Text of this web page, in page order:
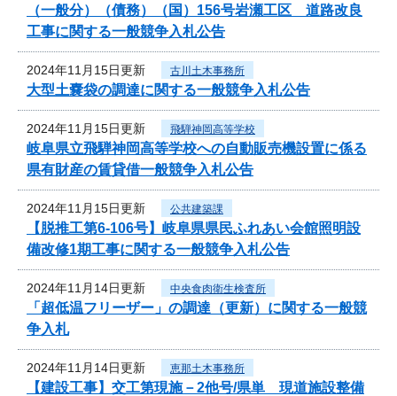
（一般分）（債務）（国）156号岩瀬工区 道路改良
工事に関する一般競争入札公告
2024年11月15日更新 古川土木事務所
大型土嚢袋の調達に関する一般競争入札公告
2024年11月15日更新 飛騨神岡高等学校
岐阜県立飛騨神岡高等学校への自動販売機設置に係る
県有財産の賃貸借一般競争入札公告
2024年11月15日更新 公共建築課
【脱推工第6-106号】岐阜県県民ふれあい会館照明設
備改修1期工事に関する一般競争入札公告
2024年11月14日更新 中央食肉衛生検査所
「超低温フリーザー」の調達（更新）に関する一般競
争入札
2024年11月14日更新 恵那土木事務所
【建設工事】交工第現施－2他号/県単 現道施設整備